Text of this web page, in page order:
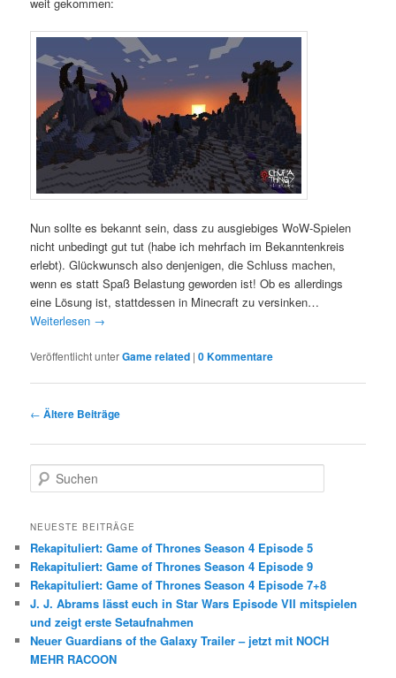
Nun sollte es bekannt sein, dass zu ausgiebiges WoW-Spielen
nicht unbedingt gut tut (habe ich mehrfach im Bekanntenkreis
erlebt). Glückwunsch also denjenigen, die Schluss machen,
wenn es statt Spaß Belastung geworden ist! Ob es allerdings
eine Lösung ist, stattdessen in Minecraft zu versinken…
Weiterlesen →
Veröffentlicht unterGame related |0 Kommentare
Beitrags-
← Ältere Beiträge
u
h
n
NEUESTE BEITRÄGE
Rekapituliert: Game of Thrones Season 4 Episode 5
Rekapituliert: Game of Thrones Season 4 Episode 9
Rekapituliert: Game of Thrones Season 4 Episode 7+8
J. J. Abrams lässt euch in Star Wars Episode VII mitspielen
und zeigt erste Setaufnahmen
Neuer Guardians of the Galaxy Trailer – jetzt mit NOCH
MEHR RACOON